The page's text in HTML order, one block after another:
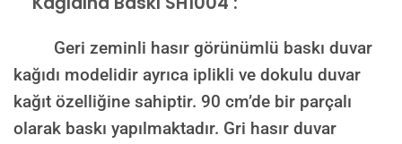
Geri zeminli hasır görünümlü baskı duvar
kağıdı modelidir ayrıca iplikli ve dokulu duvar
kağıt özelliğine sahiptir. 90 cm’de bir parçalı
olarak baskı yapılmaktadır. Gri hasır duvar